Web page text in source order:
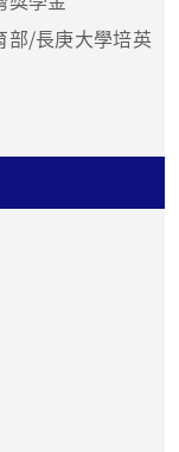
部/長庚大學培英